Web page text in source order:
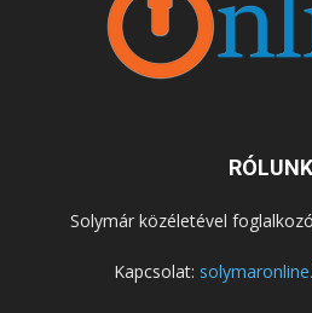
RÓLUNK
Solymár közéletével
Kapcsolat: